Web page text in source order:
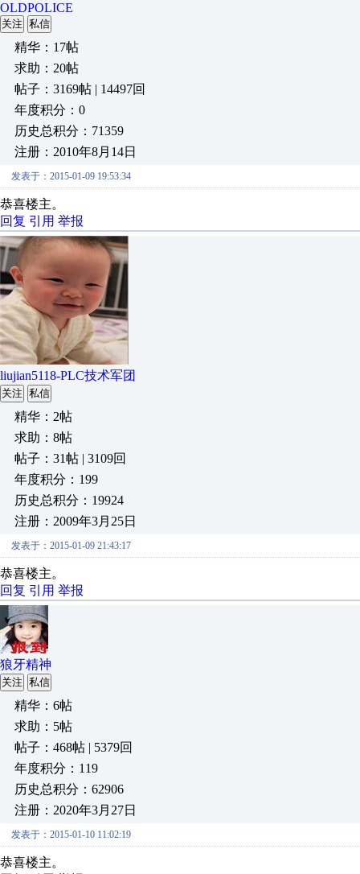
OLDPOLICE
关注 私信
精华：17帖
求助：20帖
帖子：3169帖 | 14497回
年度积分：0
历史总积分：71359
注册：2010年8月14日
发表于：2015-01-09 19:53:34
恭喜楼主。
回复 引用 举报
liujian5118-PLC技术军团
关注 私信
精华：2帖
求助：8帖
帖子：31帖 | 3109回
年度积分：199
历史总积分：19924
注册：2009年3月25日
发表于：2015-01-09 21:43:17
恭喜楼主。
回复 引用 举报
狼牙精神
关注 私信
精华：6帖
求助：5帖
帖子：468帖 | 5379回
年度积分：119
历史总积分：62906
注册：2020年3月27日
发表于：2015-01-10 11:02:19
恭喜楼主。